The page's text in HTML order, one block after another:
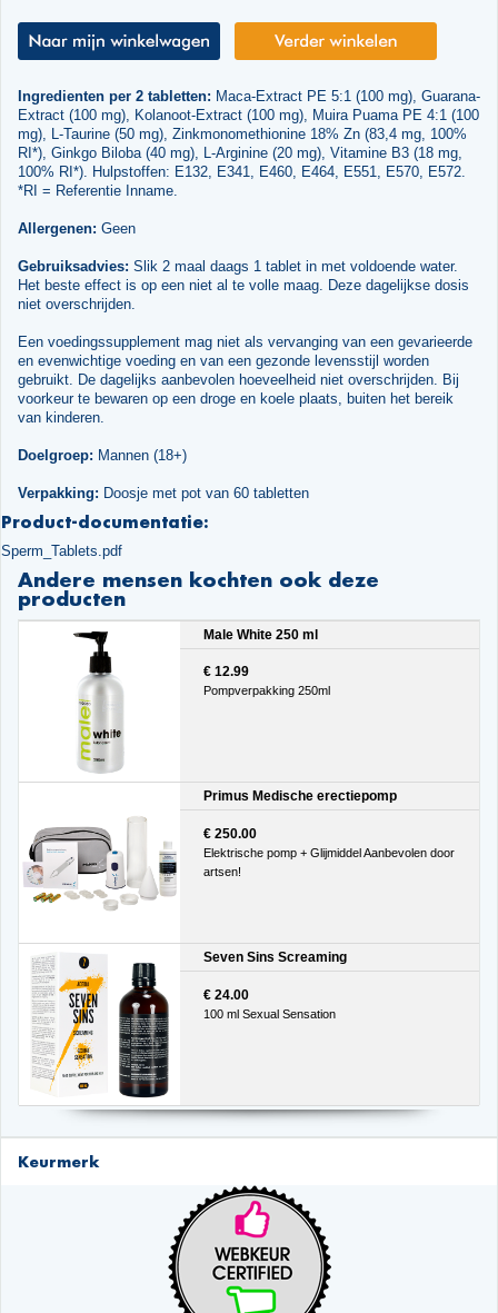
Ingredienten per 2 tabletten: Maca-Extract PE 5:1 (100 mg), Guarana-
Extract (100 mg), Kolanoot-Extract (100 mg), Muira Puama PE 4:1 (100
mg), L-Taurine (50 mg), Zinkmonomethionine 18% Zn (83,4 mg, 100%
RI*), Ginkgo Biloba (40 mg), L-Arginine (20 mg), Vitamine B3 (18 mg,
100% RI*). Hulpstoffen: E132, E341, E460, E464, E551, E570, E572.
*RI = Referentie Inname.
Allergenen: Geen
Gebruiksadvies: Slik 2 maal daags 1 tablet in met voldoende water.
Het beste effect is op een niet al te volle maag. Deze dagelijkse dosis
niet overschrijden.
Een voedingssupplement mag niet als vervanging van een gevarieerde
en evenwichtige voeding en van een gezonde levensstijl worden
gebruikt. De dagelijks aanbevolen hoeveelheid niet overschrijden. Bij
voorkeur te bewaren op een droge en koele plaats, buiten het bereik
van kinderen.
Doelgroep: Mannen (18+)
Verpakking: Doosje met pot van 60 tabletten
Product-documentatie:
Sperm_Tablets.pdf
Andere mensen kochten ook deze
producten
Male White 250 ml
€ 12.99
Pompverpakking 250ml
Primus Medische erectiepomp
€ 250.00
Elektrische pomp + Glijmiddel Aanbevolen door
artsen!
Seven Sins Screaming
€ 24.00
100 ml Sexual Sensation
Keurmerk